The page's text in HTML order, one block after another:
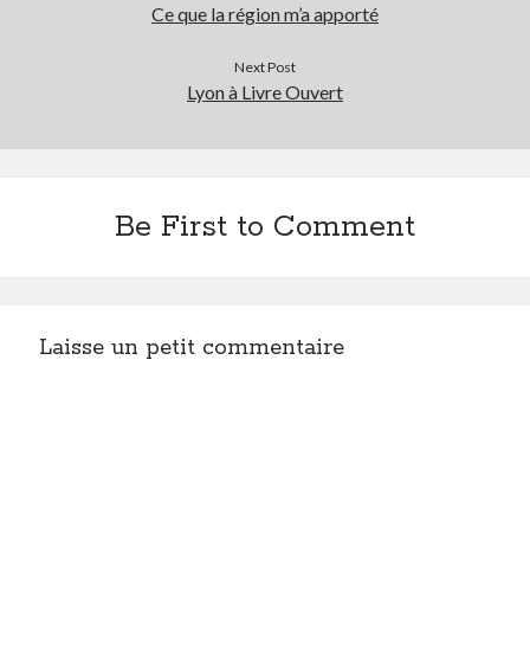
Ce que la région m’a apporté
Next Post
Lyon à Livre Ouvert
Be First to Comment
Laisse un petit commentaire